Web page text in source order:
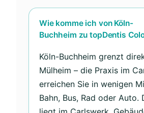
Wie komme ich von Köln-
Buchheim zu topDentis
Köln-Buchheim grenzt
Mülheim – die Praxis im
erreichen Sie in wenigen
Bahn, Bus, Rad oder Auto.